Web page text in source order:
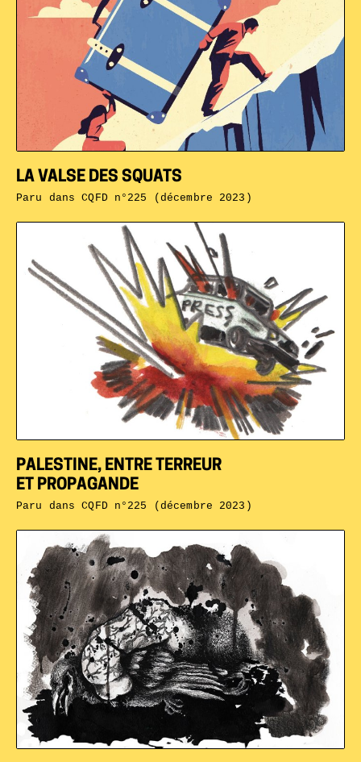
PALESTINE, ENTRE TERREUR
ET PROPAGANDE
Paru dansCQFD n°225 (décembre 2023)
LA VALSE DES SQUATS
Paru dansCQFD n°225 (décembre 2023)